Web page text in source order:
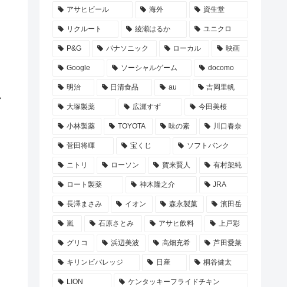
アサヒビール 海外 資生堂
リクルート 綾瀬はるか ユニクロ
P&G パナソニック ローカル 映画
Google ソーシャルゲーム docomo
明治 日清食品 au 吉岡里帆
大塚製薬 広瀬すず 今田美桜
小林製薬 TOYOTA 味の素 川口春奈
菅田将暉 宝くじ ソフトバンク
ニトリ ローソン 賀来賢人 有村架純
ロート製薬 神木隆之介 JRA
長澤まさみ イオン 森永製菓 濱田岳
嵐 石原さとみ アサヒ飲料 上戸彩
グリコ 浜辺美波 高畑充希 芦田愛菜
キリンビバレッジ 日産 桐谷健太
LION ケンタッキーフライドチキン